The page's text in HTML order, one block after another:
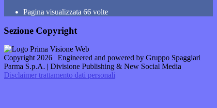
Pagina visualizzata 66 volte
Sezione Copyright
Copyright 2026 | Engineered and powered by Gruppo Spaggiari
Parma S.p.A. | Divisione Publishing & New Social Media
Disclaimer trattamento dati personali